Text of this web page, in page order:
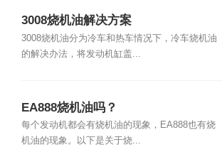
3008烧机油解决方案
3008烧机油分为冷车和热车情况下，冷车烧机油
的解决办法，将发动机缸盖...
EA888烧机油吗？
每个发动机都会有烧机油的现象，EA888也有烧
机油的现象。以下是关于烧...